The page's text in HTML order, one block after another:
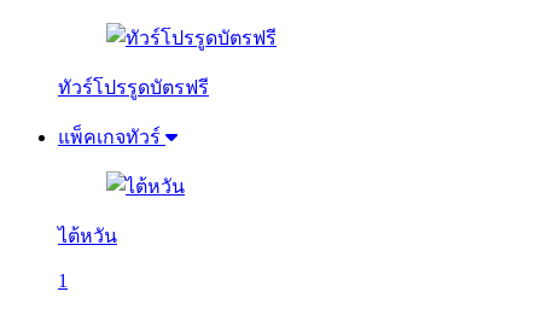
ทัวร์โปรรูดบัตรฟรี
แพ็คเกจทัวร์
ไต้หวัน
1